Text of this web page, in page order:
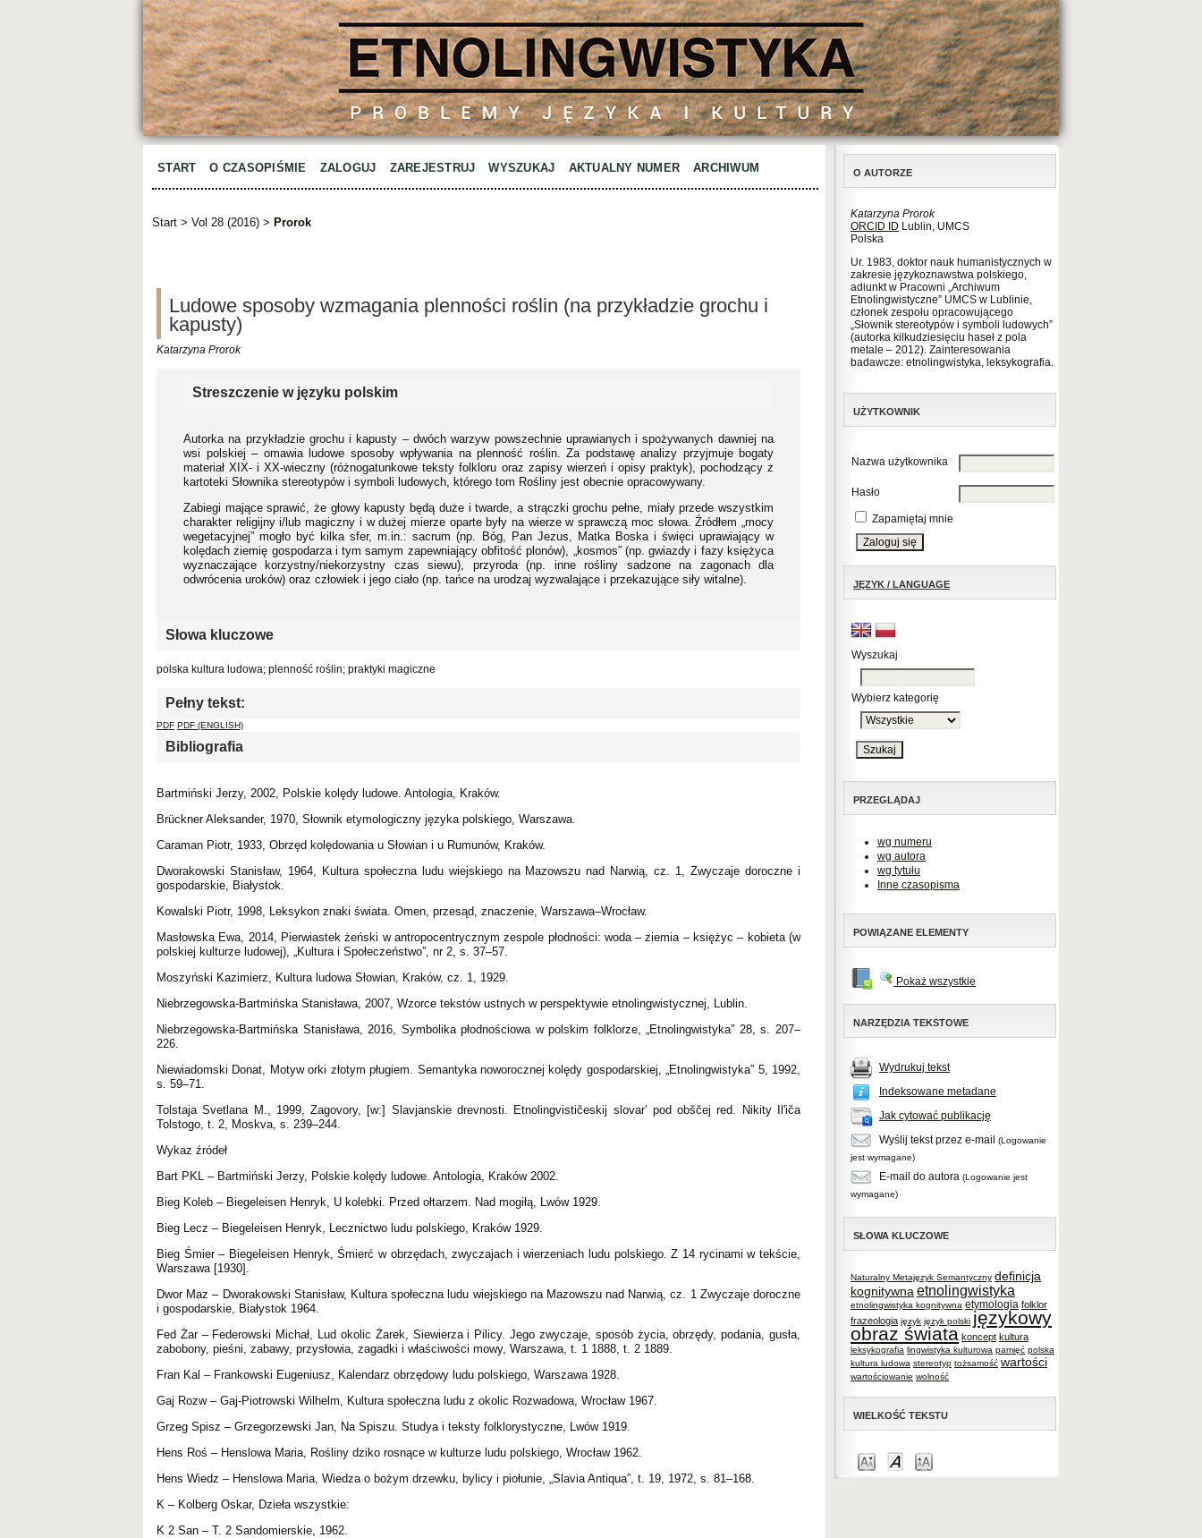
O AUTORZE
Katarzyna Prorok
ORCID ID Lublin, UMCS
Polska
Ur. 1983, doktor nauk humanistycznych w
zakresie językoznawstwa polskiego,
adiunkt w Pracowni „Archiwum
Etnolingwistyczne” UMCS w Lublinie,
członek zespołu opracowującego
„Słownik stereotypów i symboli ludowych”
(autorka kilkudziesięciu haseł z pola
metale – 2012). Zainteresowania
badawcze: etnolingwistyka, leksykografia.
UŻYTKOWNIK
Nazwa użytkownika
Hasło
Zapamiętaj mnie
JĘZYK / LANGUAGE
Wyszukaj
Wybierz kategorię
PRZEGLĄDAJ
wg numeru
wg autora
wg tytułu
Inne czasopisma
POWIĄZANE ELEMENTY
Pokaż wszystkie
NARZĘDZIA TEKSTOWE
Wydrukuj tekst
Indeksowane metadane
Jak cytować publikację
Wyślij tekst przez e-mail
(Logowanie
jest wymagane)
E-mail do autora (Logowanie jest
wymagane)
SŁOWA KLUCZOWE
Naturalny Metajęzyk Semantyczny definicja
kognitywna etnolingwistyka
etnolingwistyka kognitywna etymologia folklor
frazeologia język język polski językowy
obraz świata koncept kultura
leksykografia lingwistyka kulturowa pamięć polska
kultura ludowa stereotyp tożsamość wartości
wartościowanie wolność
WIELKOŚĆ TEKSTU
START O CZASOPIŚMIE ZALOGUJ ZAREJESTRUJ WYSZUKAJ AKTUALNY NUMER ARCHIWUM
Start > Vol 28 (2016) > Prorok
Ludowe sposoby wzmagania plenności roślin (na przykładzie grochu i
kapusty)
Katarzyna Prorok
Streszczenie w języku polskim
Autorka na przykładzie grochu i kapusty – dwóch warzyw powszechnie uprawianych i spożywanych dawniej na
wsi polskiej – omawia ludowe sposoby wpływania na plenność roślin. Za podstawę analizy przyjmuje bogaty
materiał XIX- i XX-wieczny (różnogatunkowe teksty folkloru oraz zapisy wierzeń i opisy praktyk), pochodzący z
kartoteki Słownika stereotypów i symboli ludowych, którego tom Rośliny jest obecnie opracowywany.
Zabiegi mające sprawić, że głowy kapusty będą duże i twarde, a strączki grochu pełne, miały przede wszystkim
charakter religijny i/lub magiczny i w dużej mierze oparte były na wierze w sprawczą moc słowa. Źródłem „mocy
wegetacyjnej” mogło być kilka sfer, m.in.: sacrum (np. Bóg, Pan Jezus, Matka Boska i święci uprawiający w
kolędach ziemię gospodarza i tym samym zapewniający obfitość plonów), „kosmos” (np. gwiazdy i fazy księżyca
wyznaczające korzystny/niekorzystny czas siewu), przyroda (np. inne rośliny sadzone na zagonach dla
odwrócenia uroków) oraz człowiek i jego ciało (np. tańce na urodzaj wyzwalające i przekazujące siły witalne).
Słowa kluczowe
polska kultura ludowa; plenność roślin; praktyki magiczne
Pełny tekst:
PDF PDF (ENGLISH)
Bibliografia
Bartmiński Jerzy, 2002, Polskie kolędy ludowe. Antologia, Kraków.
Brückner Aleksander, 1970, Słownik etymologiczny języka polskiego, Warszawa.
Caraman Piotr, 1933, Obrzęd kolędowania u Słowian i u Rumunów, Kraków.
Dworakowski Stanisław, 1964, Kultura społeczna ludu wiejskiego na Mazowszu nad Narwią, cz. 1, Zwyczaje doroczne i
gospodarskie, Białystok.
Kowalski Piotr, 1998, Leksykon znaki świata. Omen, przesąd, znaczenie, Warszawa–Wrocław.
Masłowska Ewa, 2014, Pierwiastek żeński w antropocentrycznym zespole płodności: woda – ziemia – księżyc – kobieta (w
polskiej kulturze ludowej), „Kultura i Społeczeństwo”, nr 2, s. 37–57.
Moszyński Kazimierz, Kultura ludowa Słowian, Kraków, cz. 1, 1929.
Niebrzegowska-Bartmińska Stanisława, 2007, Wzorce tekstów ustnych w perspektywie etnolingwistycznej, Lublin.
Niebrzegowska-Bartmińska Stanisława, 2016, Symbolika płodnościowa w polskim folklorze, „Etnolingwistyka” 28, s. 207–
226.
Niewiadomski Donat, Motyw orki złotym pługiem. Semantyka noworocznej kolędy gospodarskiej, „Etnolingwistyka” 5, 1992,
s. 59–71.
Tolstaja Svetlana M., 1999, Zagovory, [w:] Slavjanskie drevnosti. Etnolingvističeskij slovar’ pod obščej red. Nikity Il'iča
Tolstogo, t. 2, Moskva, s. 239–244.
Wykaz źródeł
Bart PKL – Bartmiński Jerzy, Polskie kolędy ludowe. Antologia, Kraków 2002.
Bieg Koleb – Biegeleisen Henryk, U kolebki. Przed ołtarzem. Nad mogiłą, Lwów 1929.
Bieg Lecz – Biegeleisen Henryk, Lecznictwo ludu polskiego, Kraków 1929.
Bieg Śmier – Biegeleisen Henryk, Śmierć w obrzędach, zwyczajach i wierzeniach ludu polskiego. Z 14 rycinami w tekście,
Warszawa [1930].
Dwor Maz – Dworakowski Stanisław, Kultura społeczna ludu wiejskiego na Mazowszu nad Narwią, cz. 1 Zwyczaje doroczne
i gospodarskie, Białystok 1964.
Fed Żar – Federowski Michał, Lud okolic Żarek, Siewierza i Pilicy. Jego zwyczaje, sposób życia, obrzędy, podania, gusła,
zabobony, pieśni, zabawy, przysłowia, zagadki i właściwości mowy, Warszawa, t. 1 1888, t. 2 1889.
Fran Kal – Frankowski Eugeniusz, Kalendarz obrzędowy ludu polskiego, Warszawa 1928.
Gaj Rozw – Gaj-Piotrowski Wilhelm, Kultura społeczna ludu z okolic Rozwadowa, Wrocław 1967.
Grzeg Spisz – Grzegorzewski Jan, Na Spiszu. Studya i teksty folklorystyczne, Lwów 1919.
Hens Roś – Henslowa Maria, Rośliny dziko rosnące w kulturze ludu polskiego, Wrocław 1962.
Hens Wiedz – Henslowa Maria, Wiedza o bożym drzewku, bylicy i piołunie, „Slavia Antiqua”, t. 19, 1972, s. 81–168.
K – Kolberg Oskar, Dzieła wszystkie:
K 2 San – T. 2 Sandomierskie, 1962.